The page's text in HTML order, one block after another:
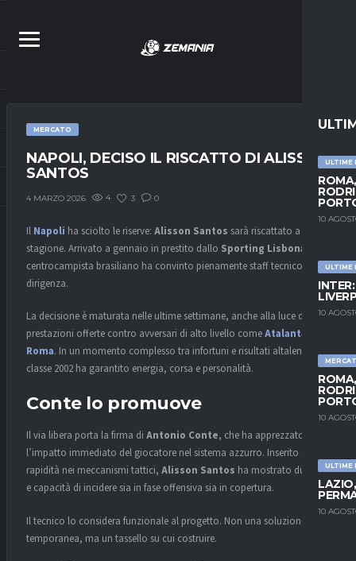
ULTIME
10
ULTIME
10
10
ULTIME
10
MERCATO
NAPOLI, DECISO IL RISCATTO DI ALISSON
SANTOS
4 MARZO 2026 4 3 0
Il Napoli ha sciolto le riserve: Alisson Santos sarà riscattato a fine
stagione. Arrivato a gennaio in prestito dallo Sporting Lisbona
centrocampista brasiliano ha convinto pienamente staff tecnico e
dirigenza.
La decisione è maturata nelle ultime settimane, anche alla luce delle
prestazioni offerte contro avversari di alto livello comeAtalanta
Roma. In un momento complesso tra infortuni e risultati altalenanti, il
classe 2002 ha garantito energia, corsa e personalità.
Conte lo promuove
Il via libera porta la firma di Antonio Conte, che ha apprezzato
l’impatto immediato del giocatore nel sistema azzurro. Inserito con
rapidità nei meccanismi tattici, Alisson Santos ha mostrato duttilità
e capacità di incidere sia in fase offensiva sia in copertura.
Il tecnico lo considera funzionale al progetto. Non una soluzione
temporanea, ma un tassello su cui costruire.